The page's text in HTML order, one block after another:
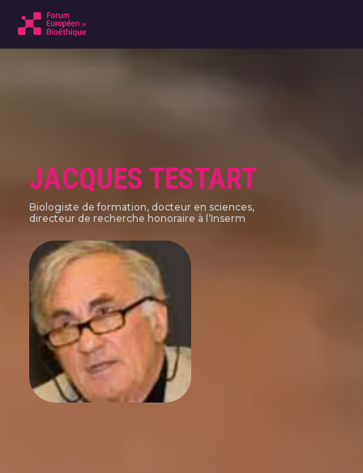
JACQUES TESTART
Biologiste de formation, docteur en sciences,
directeur de recherche honoraire à l’Inserm